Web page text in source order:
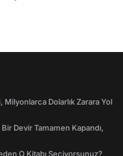
Dolarlık Zarara Yol
Devir Tamamen Kapandı,
O Kitabı Seçiyorsunuz?